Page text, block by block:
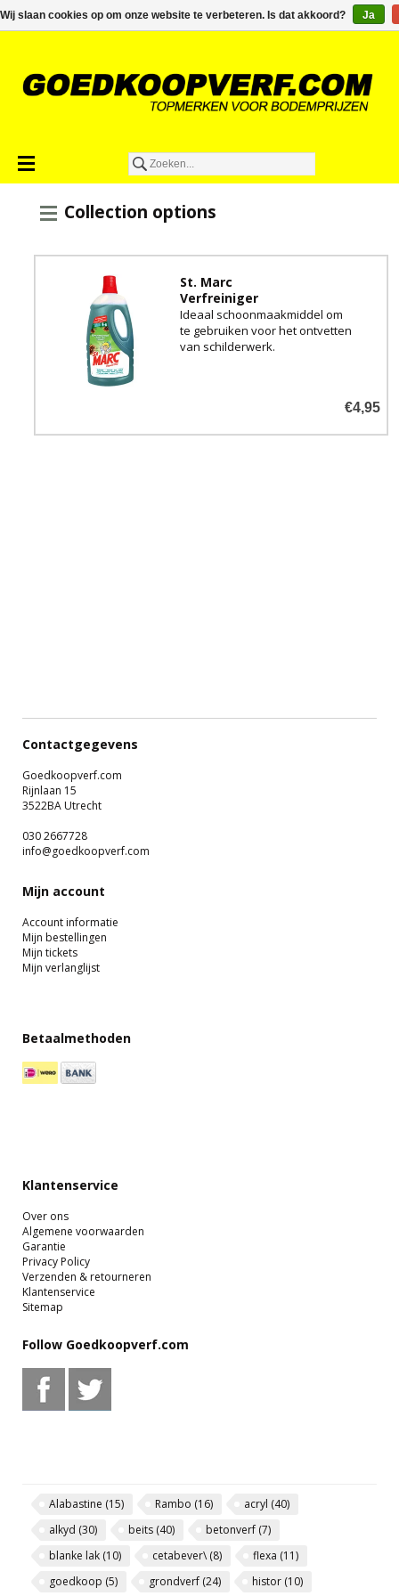
€0,00
Collection options
St. Marc
Verfreiniger
Ideaal schoonmaakmiddel om
te gebruiken voor het ontvetten
van schilderwerk.
€4,95
Contactgegevens
Goedkoopverf.com
Rijnlaan 15
3522BA Utrecht
030 2667728
info@goedkoopverf.com
Mijn account
Account informatie
Mijn bestellingen
Mijn tickets
Mijn verlanglijst
Betaalmethoden
Klantenservice
Over ons
Algemene voorwaarden
Garantie
Privacy Policy
Verzenden & retourneren
Klantenservice
Sitemap
Follow Goedkoopverf.com
Alabastine (15) Rambo (16) acryl (40)
alkyd (30) beits (40) betonverf (7)
blanke lak (10) cetabever\(8) flexa (11)
goedkoop (5) grondverf (24) histor (10)
Wij slaan cookies op om onze website te verbeteren. Is dat akkoord? Ja